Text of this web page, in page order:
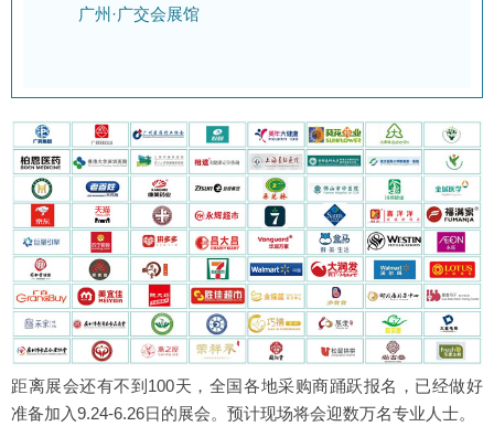
广州·广交会展馆
距离展会还有不到100天，全国各地采购商踊跃报名，已经做好
准备加入9.24-6.26日的展会。预计现场将会迎数万名专业人士。